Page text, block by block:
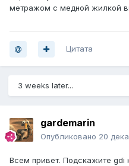
метражом с медной жилкой
Цитата
3 weeks later...
gardemarin
Опубликовано 20
Всем привет. Подскажите gdi